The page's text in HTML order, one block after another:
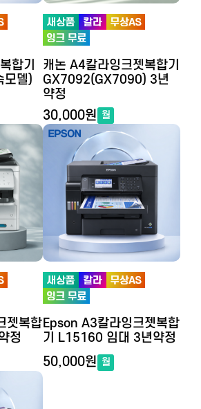
합기
델)
캐논 A4칼라잉크젯복합기
GX7092(GX7090) 3년
약정
30,000원 월
젯복합
정
Epson A3칼라잉크젯복합
기 L15160 임대 3년약정
50,000원 월